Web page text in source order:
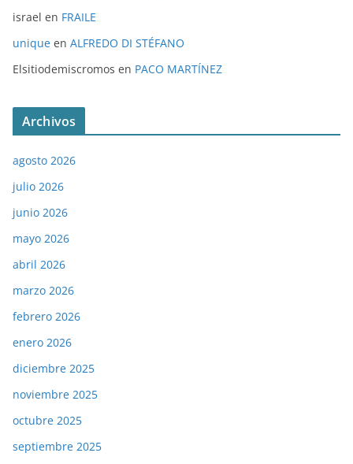
israel en FRAILE
unique en ALFREDO DI STÉFANO
Elsitiodemiscromos en PACO MARTÍNEZ
Archivos
agosto 2026
julio 2026
junio 2026
mayo 2026
abril 2026
marzo 2026
febrero 2026
enero 2026
diciembre 2025
noviembre 2025
octubre 2025
septiembre 2025